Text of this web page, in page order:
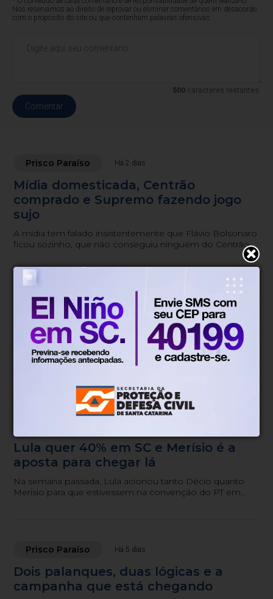
Nos reservamos ao direito de reprovar ou eliminar comentários em desacordo
com o propósito do site ou que contenham palavras ofensivas.
500caracteres restantes.
Comentar
Prisco Paraíso Há 2 dias
Mídia domesticada, Centrão
comprado e Supremo fazendo jogo
sujo
A mídia tem falado insistentemente que Flávio Bolsonaro
ficou sozinho, que não conseguiu ninguém do Centrão,
Republicanos.
Prisco Paraíso Há 3 dias
Sorte lançada e tabuleiro sucessório
completo para outubro
Já é possível fazer uma apreciação completa do
Lula quer 40% em SC e Merísio é a
aposta para chegar lá
Na semana passada, Lula acionou tanto Décio quanto
Merísio para que estivessem na convenção do PT em
Prisco Paraíso Há 5 dias
Dois palanques, duas lógicas e a
campanha que está chegando